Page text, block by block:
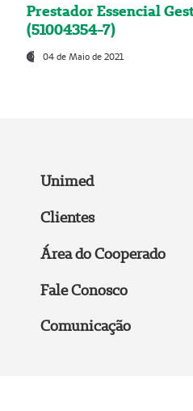
Prestador Essencial
(51004354-7)
04 de Maio de 2021
Unimed
Clientes
Área do Cooperado
Fale Conosco
Comunicação